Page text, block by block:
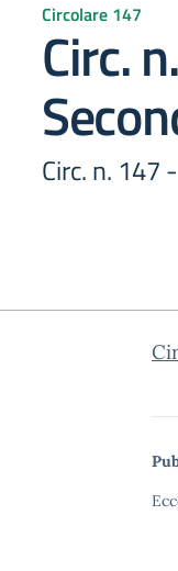
Circolare 147
Circ.
Circ. n.